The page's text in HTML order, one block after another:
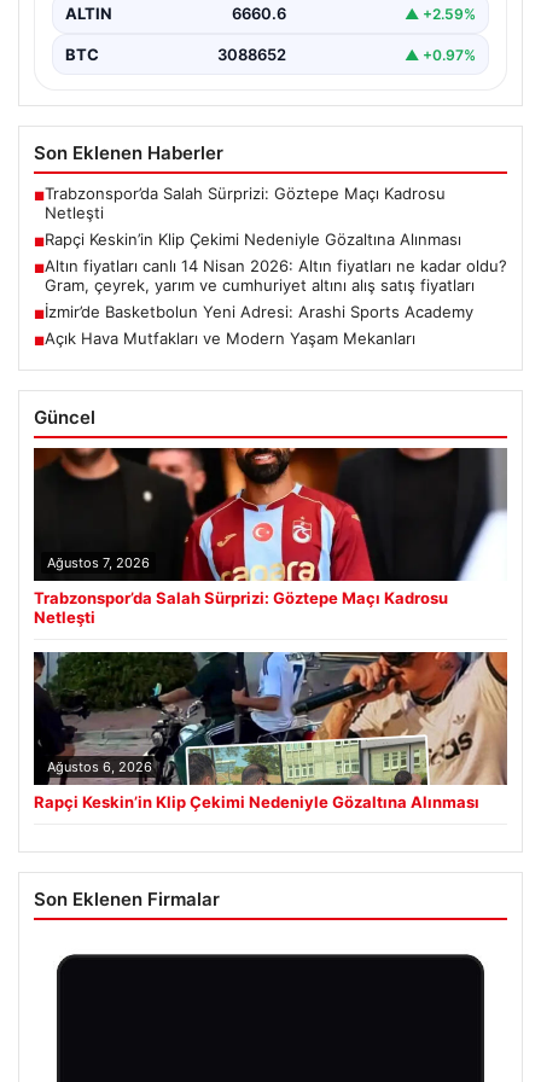
ALTIN 6660.6 ▲ +2.59%
BTC 3088652 ▲ +0.97%
Son Eklenen Haberler
■Trabzonspor’da Salah Sürprizi: Göztepe Maçı Kadrosu
Netleşti
■Rapçi Keskin’in Klip Çekimi Nedeniyle Gözaltına Alınması
■Altın fiyatları canlı 14 Nisan 2026: Altın fiyatları ne kadar oldu?
Gram, çeyrek, yarım ve cumhuriyet altını alış satış fiyatları
■İzmir’de Basketbolun Yeni Adresi: Arashi Sports Academy
■Açık Hava Mutfakları ve Modern Yaşam Mekanları
Güncel
Ağustos 7, 2026
Trabzonspor’da Salah Sürprizi: Göztepe Maçı Kadrosu
Netleşti
Ağustos 6, 2026
Rapçi Keskin’in Klip Çekimi Nedeniyle Gözaltına Alınması
Son Eklenen Firmalar